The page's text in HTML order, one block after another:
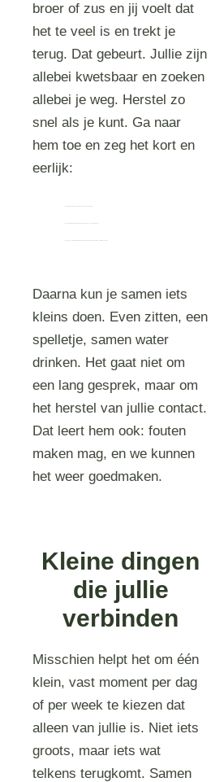
broer of zus en jij voelt dat
het te veel is en trekt je
terug. Dat gebeurt. Jullie zijn
allebei kwetsbaar en zoeken
allebei je weg. Herstel zo
snel als je kunt. Ga naar
hem toe en zeg het kort en
eerlijk:
Daarna kun je samen iets
kleins doen. Even zitten, een
spelletje, samen water
drinken. Het gaat niet om
een lang gesprek, maar om
het herstel van jullie contact.
Dat leert hem ook: fouten
maken mag, en we kunnen
het weer goedmaken.
Kleine dingen
die jullie
verbinden
Misschien helpt het om één
klein, vast moment per dag
of per week te kiezen dat
alleen van jullie is. Niet iets
groots, maar iets wat
telkens terugkomt. Samen